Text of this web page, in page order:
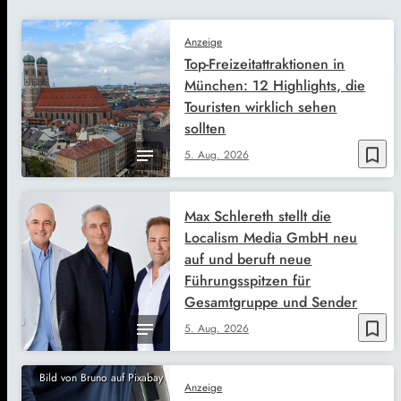
bookmark_border
Anzeige
5. Aug. 2026
Top-Freizeitattraktionen in
München: 12 Highlights, die
Touristen wirklich sehen
sollten
bookmark_border
5. Aug. 2026
Max Schlereth stellt die
Localism Media GmbH neu
auf und beruft neue
Führungsspitzen für
Gesamtgruppe und Sender
Bild von Bruno auf Pixabay
Anzeige